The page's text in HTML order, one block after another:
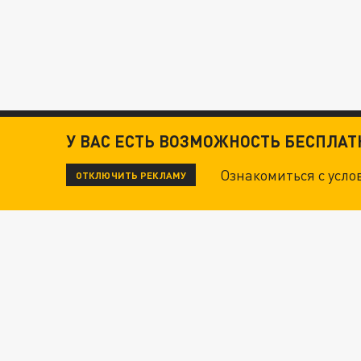
У ВАС ЕСТЬ ВОЗМОЖНОСТЬ
ОТКЛЮЧИТЬ РЕКЛАМУ Ознакомиться с